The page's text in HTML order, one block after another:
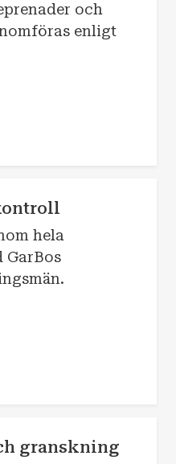
och
enligt
hela
GarBos
granskning